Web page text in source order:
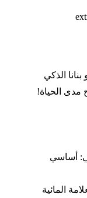
مدى الحياة!
أساسي